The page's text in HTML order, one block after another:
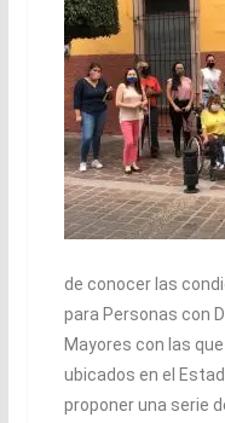
de conocer las
para Personas con
Mayores con las
ubicados en el
proponer una serie